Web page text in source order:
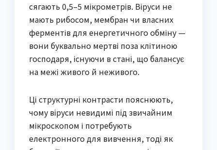
сягають 0,5–5 мікрометрів. Віруси не
мають рибосом, мембран чи власних
ферментів для енергетичного обміну —
вони буквально мертві поза клітиною
господаря, існуючи в стані, що балансує
на межі живого й неживого.
Ці структурні контрасти пояснюють,
чому віруси невидимі під звичайним
мікроскопом і потребують
електронного для вивчення, тоді як